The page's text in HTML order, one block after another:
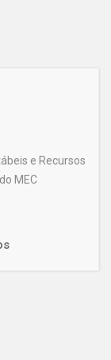
e Recursos
MEC